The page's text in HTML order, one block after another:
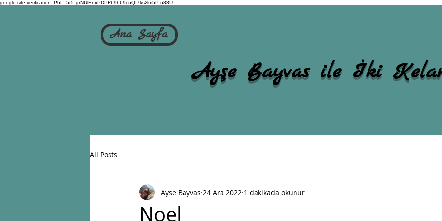
google-site-verification=PbL_5t5j-grNUlEnxPDPRb9h69cnQI7ks2lm5P-n88U
Ana Sayfa
Ayşe Bayvas ile İki
All Posts
Noel
Ayse Bayvas 24 Ara 2022 1 dakikada okunur